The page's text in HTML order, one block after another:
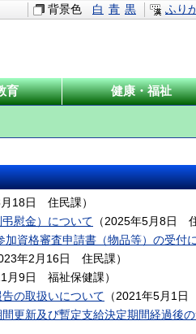
背景色 白 青 黒 ふり
育 健康・福祉
18日 住民課）
慰金）について （2025年5月8日
資格審査申請書（物品等）の受付
年2月16日 住民課）
月9日 福祉保健課）
の取扱いについて （2021年5月1日
更新及び暫定支給決定期間経過後